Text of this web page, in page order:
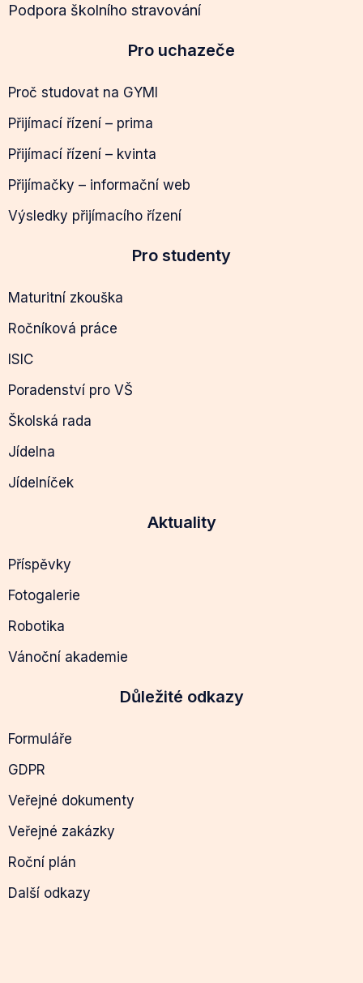
Podpora školního stravování
Pro uchazeče
Proč studovat na GYMI
Přijímací řízení – prima
Přijímací řízení – kvinta
Přijímačky – informační web
Výsledky přijímacího řízení
Pro studenty
Maturitní zkouška
Ročníková práce
ISIC
Poradenství pro VŠ
Školská rada
Jídelna
Jídelníček
Aktuality
Příspěvky
Fotogalerie
Robotika
Vánoční akademie
Důležité odkazy
Formuláře
GDPR
Veřejné dokumenty
Veřejné zakázky
Roční plán
Další odkazy